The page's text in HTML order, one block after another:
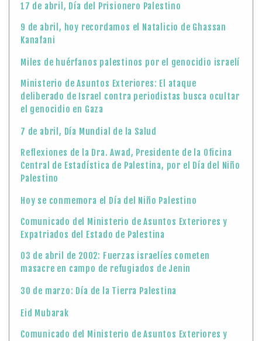
17 de abril, Día del Prisionero Palestino
9 de abril, hoy recordamos el Natalicio de Ghassan
Kanafani
Miles de huérfanos palestinos por el genocidio israelí
Ministerio de Asuntos Exteriores: El ataque
deliberado de Israel contra periodistas busca ocultar
el genocidio en Gaza
7 de abril, Día Mundial de la Salud
Reflexiones de la Dra. Awad, Presidente de la Oficina
Central de Estadística de Palestina, por el Día del Niño
Palestino
Hoy se conmemora el Día del Niño Palestino
Comunicado del Ministerio de Asuntos Exteriores y
Expatriados del Estado de Palestina
03 de abril de 2002: Fuerzas israelíes cometen
masacre en campo de refugiados de Jenin
30 de marzo: Día de la Tierra Palestina
Eid Mubarak
Comunicado del Ministerio de Asuntos Exteriores y